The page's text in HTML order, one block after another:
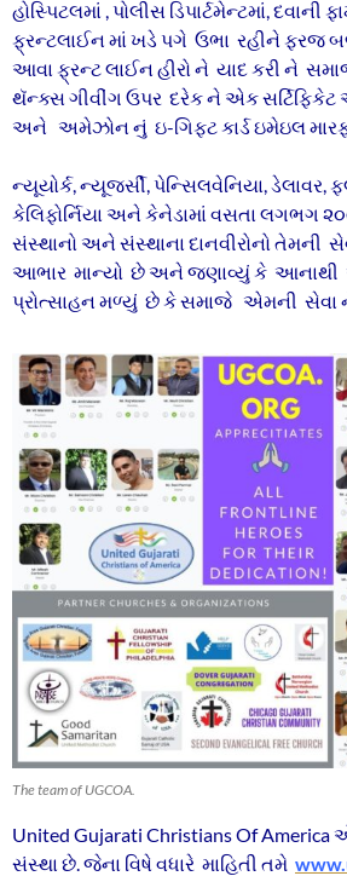
હોસ્પિટલમાં , પોલીસ ડિપાર્ટમેન્ટમાં, દવાની
ફ્રન્ટલાઈન માં ખડે પગે ઉભા રહીને ફરજ
આવા ફ્રન્ટ લાઈન હીરો ને યાદ કરી ને
થૅન્ક્સ ગીવીંગ ઉપર દરેક ને એક
અને અમેઝોન નું ઇ-ગિફ્ટ કાર્ડ ઇમેઇલ
ન્યૂયોર્ક, ન્યૂજર્સી, પેન્સિલવેનિયા, ડેલાવર,
કેલિફોર્નિયા અને કેનેડામાં વસતા લગભગ
સંસ્થાનો અને સંસ્થાના દાનવીરોનો તેમની
આભાર માન્યો છે અને જણાવ્યું કે
પ્રોત્સાહન મળ્યું છે કે સમાજે એમની સેવા
The team of UGCOA.
United Gujarati Christians Of America
સંસ્થા છે. જેના વિષે વધારે માહિતી તમે